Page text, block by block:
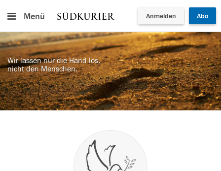
Menü Anmelden Abo
Wir lassen nur die Hand los,
nicht den Menschen.